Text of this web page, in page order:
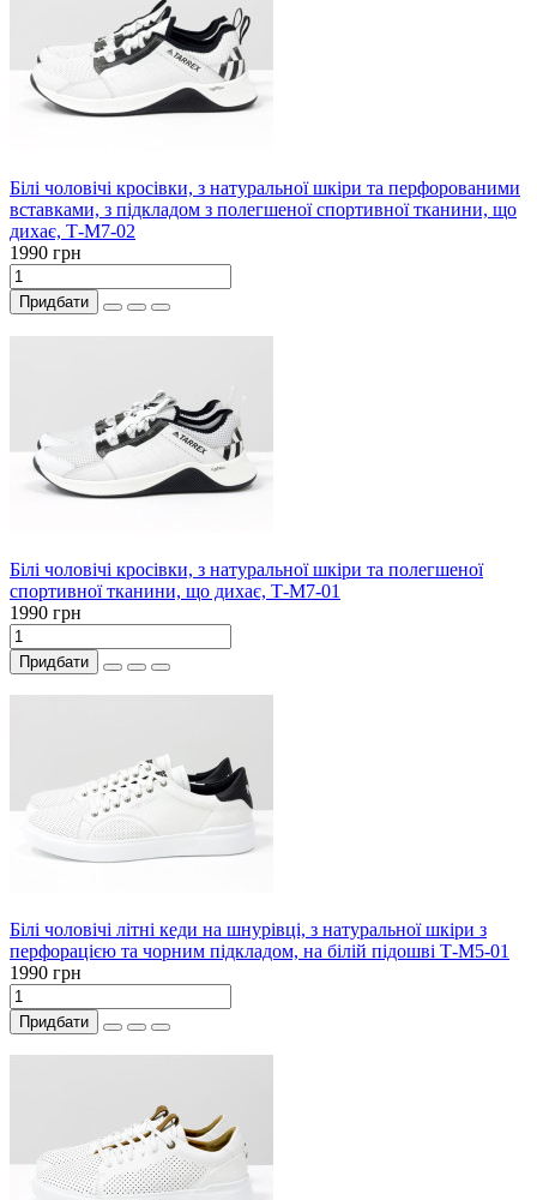
Білі чоловічі кросівки, з натуральної шкіри та перфорованими
вставками, з підкладом з полегшеної спортивної тканини, що
дихає, Т-М7-02
1990 грн
Придбати
Білі чоловічі кросівки, з натуральної шкіри та полегшеної
спортивної тканини, що дихає, Т-М7-01
1990 грн
Придбати
Білі чоловічі літні кеди на шнурівці, з натуральної шкіри з
перфорацією та чорним підкладом, на білій підошві Т-М5-01
1990 грн
Придбати